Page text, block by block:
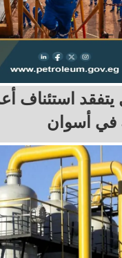
يتفقد استئناف
في أسوان